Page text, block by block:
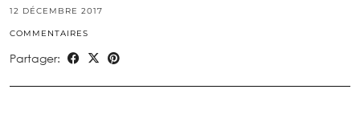
12 DÉCEMBRE 2017
COMMENTAIRES
Partager: